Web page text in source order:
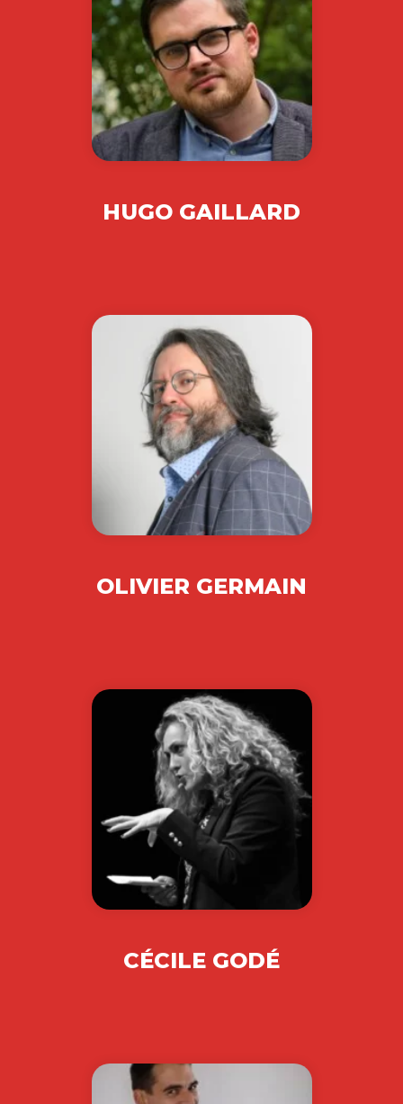
HUGO GAILLARD
OLIVIER GERMAIN
CÉCILE GODÉ